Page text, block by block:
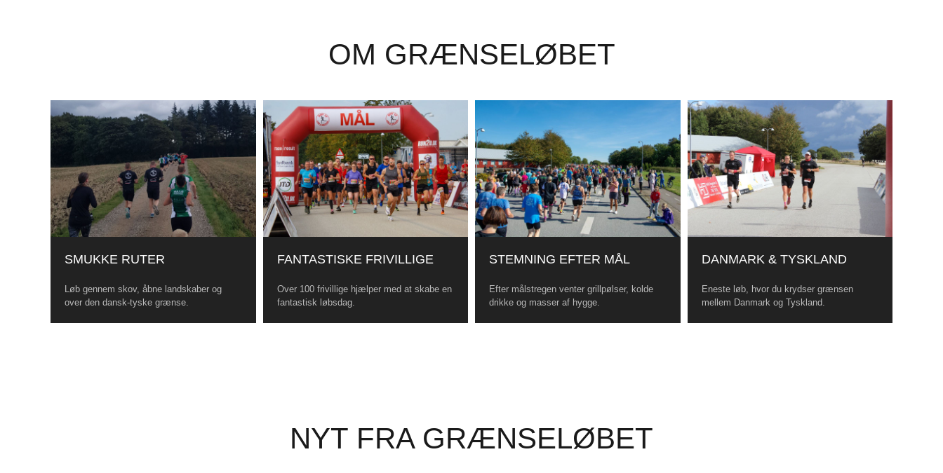
OM GRÆNSELØBET
SMUKKE RUTER
Løb gennem skov, åbne landskaber og
over den dansk-tyske grænse.
FANTASTISKE FRIVILLIGE
Over 100 frivillige hjælper med at skabe en
fantastisk løbsdag.
STEMNING EFTER MÅL
Efter målstregen venter grillpølser, kolde
drikke og masser af hygge.
DANMARK & TYSKLAND
Eneste løb, hvor du krydser grænsen
mellem Danmark og Tyskland.
NYT FRA GRÆNSELØBET